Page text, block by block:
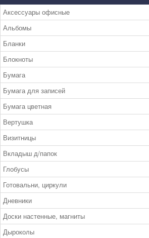
Аксессуары офисные
Альбомы
Бланки
Блокноты
Бумага
Бумага для записей
Бумага цветная
Вертушка
Визитницы
Вкладыш д/папок
Глобусы
Готовальни, циркули
Дневники
Доски настенные, магниты
Дыроколы